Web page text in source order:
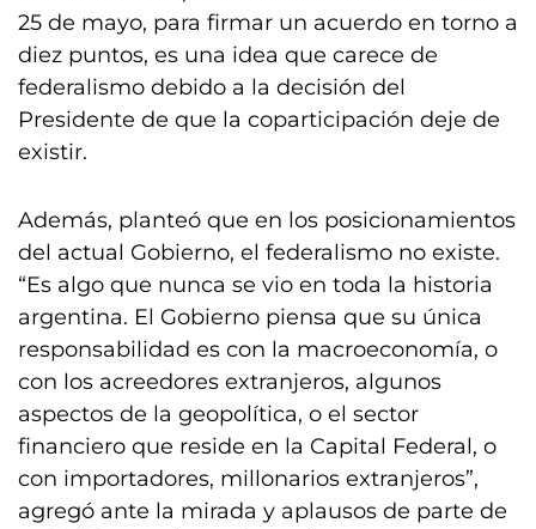
25 de mayo, para firmar un acuerdo en torno a
diez puntos, es una idea que carece de
federalismo debido a la decisión del
Presidente de que la coparticipación deje de
existir.
Además, planteó que en los posicionamientos
del actual Gobierno, el federalismo no existe.
“Es algo que nunca se vio en toda la historia
argentina. El Gobierno piensa que su única
responsabilidad es con la macroeconomía, o
con los acreedores extranjeros, algunos
aspectos de la geopolítica, o el sector
financiero que reside en la Capital Federal, o
con importadores, millonarios extranjeros”,
agregó ante la mirada y aplausos de parte de